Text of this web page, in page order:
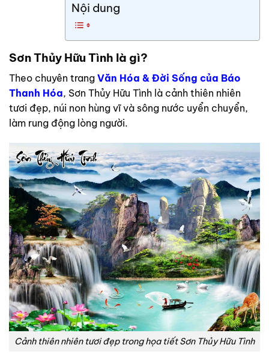
Nội dung
Sơn Thủy Hữu Tình là gì?
Theo chuyên trang Văn Hóa & Đời Sống của Báo
Thanh Hóa, Sơn Thủy Hữu Tình là cảnh thiên nhiên
tươi đẹp, núi non hùng vĩ và sông nước uyển chuyển,
làm rung động lòng người.
Cảnh thiên nhiên tươi đẹp trong họa tiết Sơn Thủy Hữu Tình